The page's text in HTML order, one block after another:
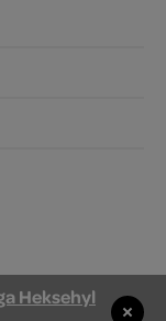
Heksehyl